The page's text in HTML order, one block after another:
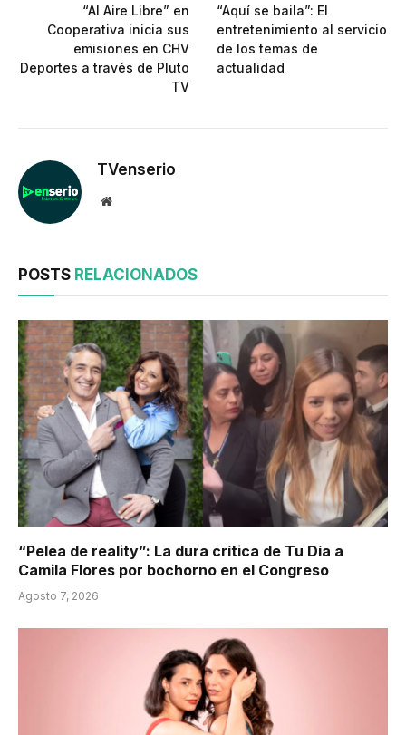
“Al Aire Libre” en
Cooperativa inicia sus
emisiones en CHV
Deportes a través de Pluto
TV
“Aquí se baila”: El
entretenimiento al servicio
de los temas de
actualidad
TVenserio
Website
POSTS RELACIONADOS
“Pelea de reality”: La dura crítica de Tu Día a
Camila Flores por bochorno en el Congreso
Agosto 7, 2026